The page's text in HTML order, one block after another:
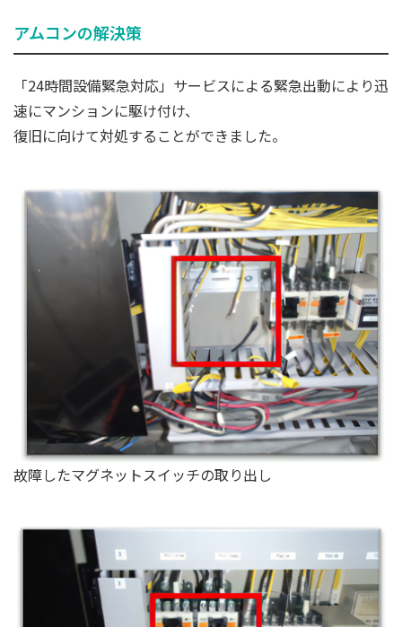
アムコンの解決策
「24時間設備緊急対応」サービスによる緊急出動により迅
速にマンションに駆け付け、
復旧に向けて対処することができました。
故障したマグネットスイッチの取り出し